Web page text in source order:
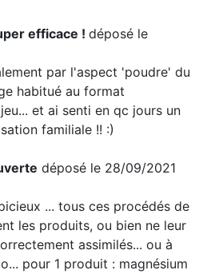
efficace ! déposé le
par l'aspect 'poudre' du
habitué au format
et ai senti en qc jours un
familiale !! :)
déposé le 28/09/2021
... tous ces procédés de
les produits, ou bien ne leur
assimilés... ou à
pour 1 produit : magnésium